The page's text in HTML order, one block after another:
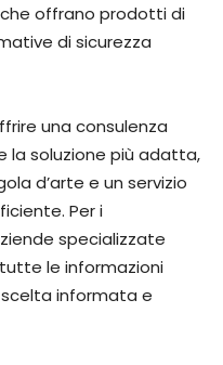
offrano prodotti di
di sicurezza
una consulenza
la soluzione più adatta,
d’arte e un servizio
Per i
specializzate
le informazioni
informata e